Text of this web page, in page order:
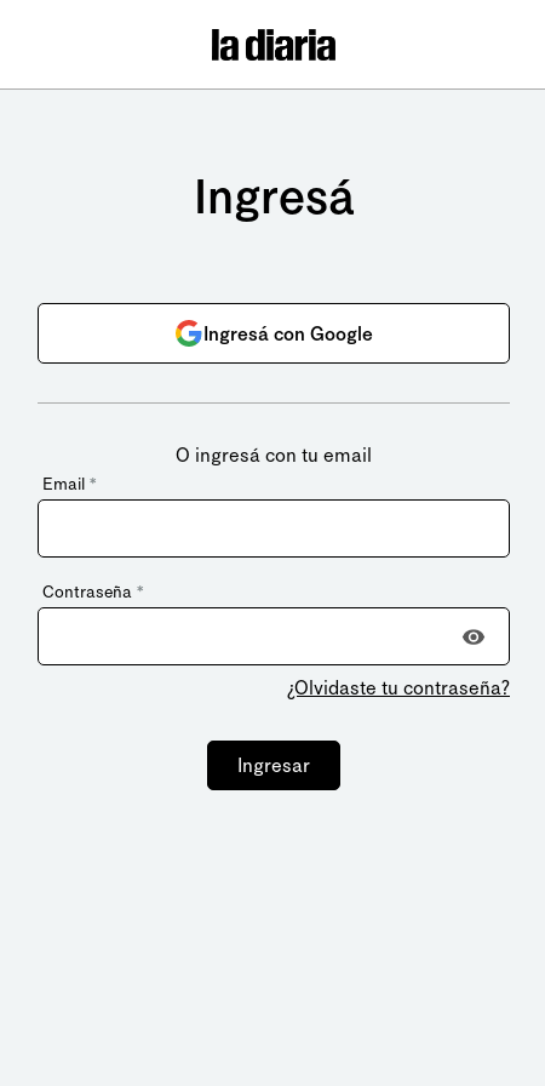
Ingresá
Ingresá con Google
O ingresá con tu email
Email *
Contraseña *
¿Olvidaste tu contraseña?
Ingresar